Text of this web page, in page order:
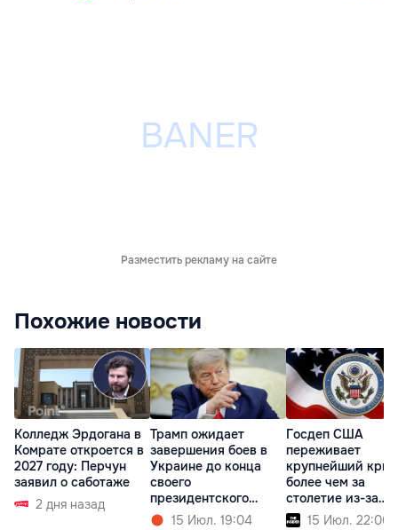
Разместить рекламу на сайте
Похожие новости
Колледж Эрдогана в
Комрате откроется в
2027 году: Перчун
заявил о саботаже
2 дня назад
Трамп ожидает
завершения боев в
Украине до конца
своего
президентского
срока15 Июл. 19:04
Госдеп США
переживает
крупнейший
более чем за
столетие из-за
реформ Трампа
15 Июл. 22:00